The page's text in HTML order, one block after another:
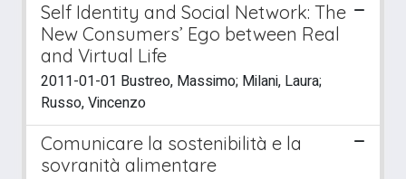
Self Identity and Social Network: The
New Consumers’ Ego between Real
and Virtual Life
2011-01-01 Bustreo, Massimo; Milani, Laura;
Russo, Vincenzo
Comunicare la sostenibilità e la
sovranità alimentare